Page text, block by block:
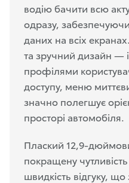
водію бачити всю
одразу,
даних на всіх
та зручний дизайн —
профілями
доступу, меню
значно полегшує
просторі автомобіля.
Плаский 12,9-
покращену
швидкість відгуку,